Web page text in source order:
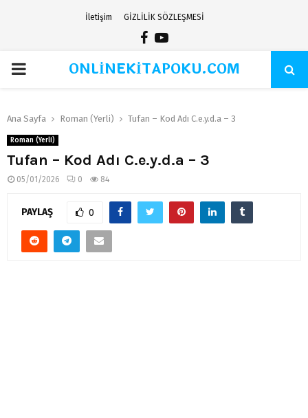
İletişim GİZLİLİK SÖZLEŞMESİ
Facebook
Youtube
PRIMARYONLİNEKİTAPOKU.COM
Ana Sayfa Roman (Yerli) Tufan – Kod Adı C.e.y.d.a – 3
Roman (Yerli)
Tufan – Kod Adı C.e.y.d.a – 3
05/01/2026 0 84
PAYLAŞ 0